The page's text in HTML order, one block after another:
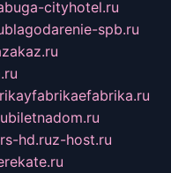
cityhotel.ru
blagodarenie-spb.ru
biletnadom.ru
hd.ruz-host.ru